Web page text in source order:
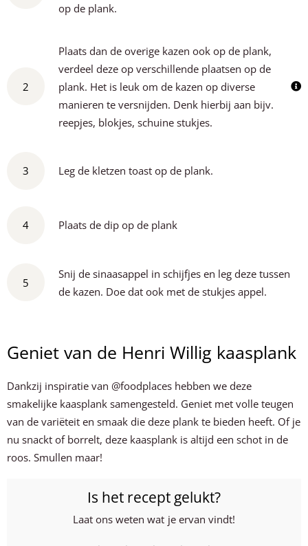
op de plank.
2
Plaats dan de overige kazen ook op de plank,
verdeel deze op verschillende plaatsen op de
plank. Het is leuk om de kazen op diverse
manieren te versnijden. Denk hierbij aan bijv.
reepjes, blokjes, schuine stukjes.
3 Leg de kletzen toast op de plank.
4 Plaats de dip op de plank
5
Snij de sinaasappel in schijfjes en leg deze tussen
de kazen. Doe dat ook met de stukjes appel.
Geniet van de Henri Willig kaasplank
Dankzij inspiratie van @foodplaces hebben we deze
smakelijke kaasplank samengesteld. Geniet met volle teugen
van de variëteit en smaak die deze plank te bieden heeft. Of je
nu snackt of borrelt, deze kaasplank is altijd een schot in de
roos. Smullen maar!
Is het recept gelukt?
Laat ons weten wat je ervan vindt!